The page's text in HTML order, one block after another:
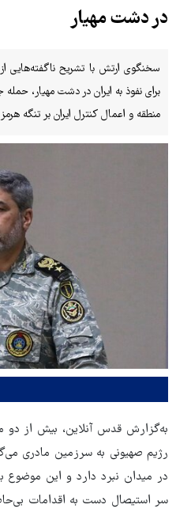
در دشت مهیار
برای نفوذ به ایران در دشت مهیار، حمله
منطقه و اعمال کنترل ایران بر تنگه
به‌گزارش قدس آنلاین، بیش از دو
رژیم صهیونی به سرزمین مادری
در میدان نبرد دارد و این
سر استیصال دست به اقدامات